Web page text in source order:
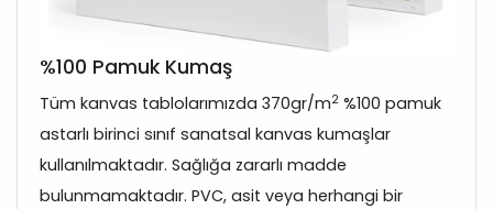
%100 Pamuk Kumaş
Tüm kanvas tablolarımızda 370gr/m2 %100 pamuk
astarlı birinci sınıf sanatsal kanvas kumaşlar
kullanılmaktadır. Sağlığa zararlı madde
bulunmamaktadır. PVC, asit veya herhangi bir